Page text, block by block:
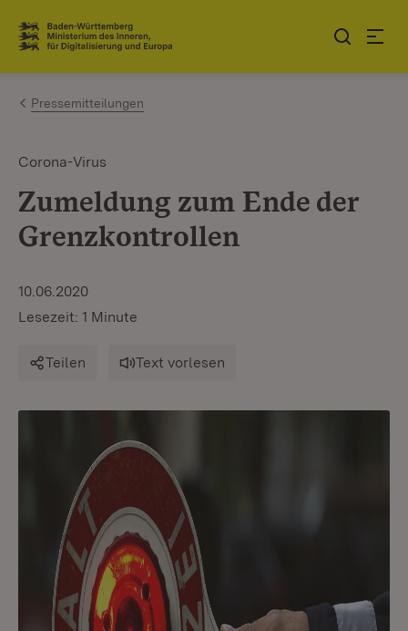
Zum Inhalt springen
Link zur Startseite
Pressemitteilungen
Corona-Virus
Zumeldung zum Ende der
Grenzkontrollen
10.06.2020
Lesezeit: 1 Minute
Teilen Text vorlesen